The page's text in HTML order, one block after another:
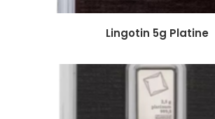
Lingotin 5g Platine